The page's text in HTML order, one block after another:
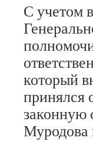
С учетом
который
принялся
законную